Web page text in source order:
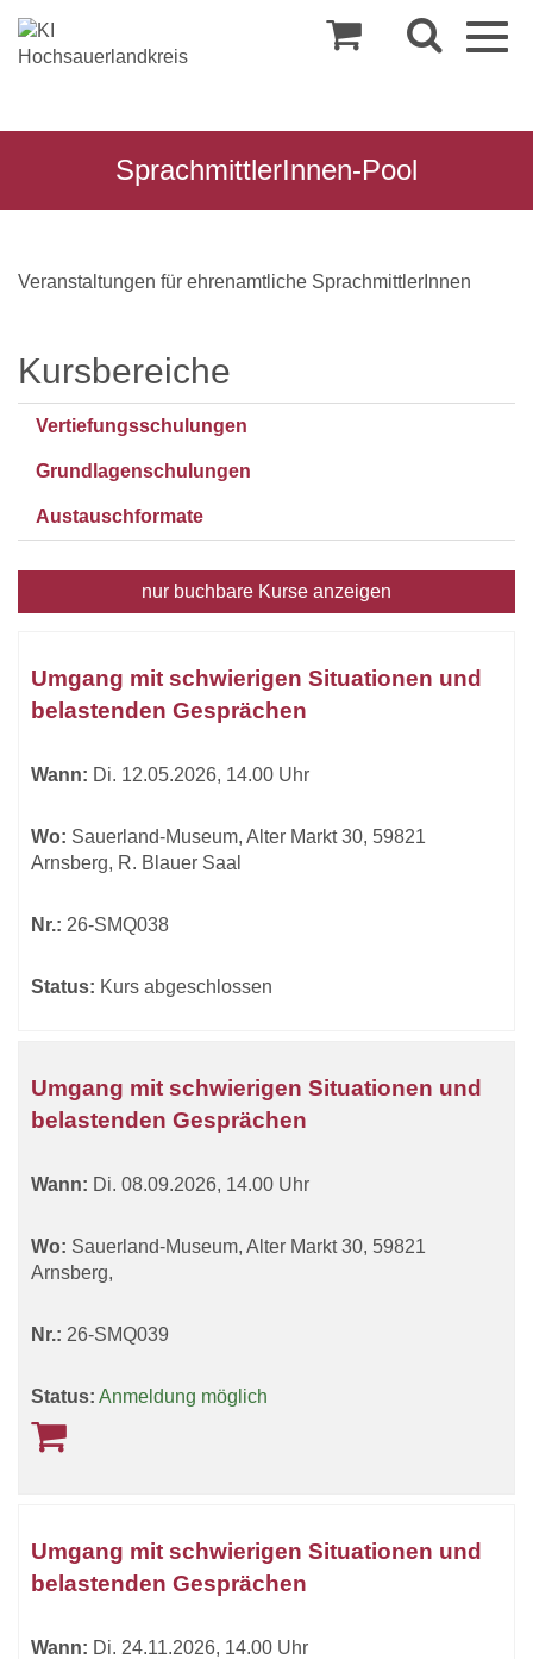
SprachmittlerInnen-Pool
SprachmittlerInnen-
Veranstaltungen für ehrenamtliche SprachmittlerInnen
Kursbereiche
Vertiefungsschulungen
Grundlagenschulungen
Austauschformate
nur buchbare Kurse anzeigen
Tabellenüberschriften
können
sortiert
Umgang mit schwierigen Situationen und
belastenden Gesprächen
Wann: Di. 12.05.2026, 14.00 Uhr
Wo: Sauerland-Museum, Alter Markt 30, 59821
Arnsberg, R. Blauer Saal
Nr.: 26-SMQ038
Status: Kurs abgeschlossen
Umgang mit schwierigen Situationen und
belastenden Gesprächen
Wann: Di. 08.09.2026, 14.00 Uhr
Wo: Sauerland-Museum, Alter Markt 30, 59821
Arnsberg,
Nr.: 26-SMQ039
Status: Anmeldung möglich
Umgang mit schwierigen Situationen und
belastenden Gesprächen
Wann: Di. 24.11.2026, 14.00 Uhr